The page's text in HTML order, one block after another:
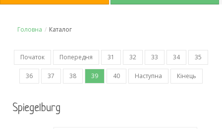
Головна / Каталог
Початок Попередня 31 32 33 34 35
36 37 38 39 40 Наступна Кінець
Spiegelburg